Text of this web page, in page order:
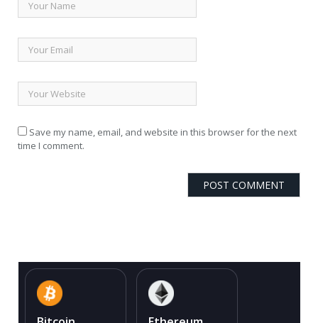
Save my name, email, and website in this browser for the next
time I comment.